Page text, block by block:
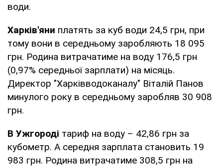
води.
Харків'яни платять за куб води 24,5 грн, при
тому вони в середньому заробляють 18 095
грн. Родина витрачатиме на воду 176,5 грн
(0,97% середньої зарплати) на місяць.
Директор "Харківводоканалу" Віталій Панов
минулого року в середньому заробляв 30 908
грн.
В Ужгороді тариф на воду – 42,86 грн за
кубометр. А середня зарплата становить 19
983 грн. Родина витрачатиме 308,5 грн на